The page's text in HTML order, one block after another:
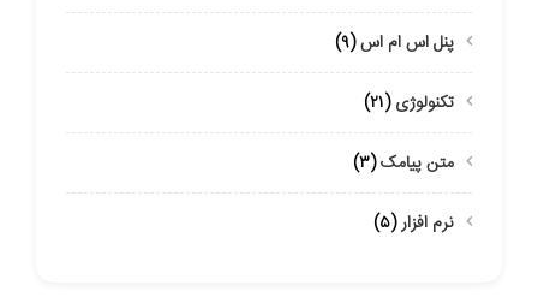
پنل اس ام اس(۹)
تکنولوژی(۲۱)
متن پیامک(۳)
نرم افزار(۵)